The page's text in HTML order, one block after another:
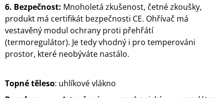
6. Bezpečnost: Mnoholetá zkušenost, četné zkoušky,
produkt má certifikát bezpečnosti CE. Ohřívač má
vestavěný modul ochrany proti přehřátí
(termoregulátor). Je tedy vhodný i pro temperováni
prostor, které neobýváte nastálo.
Topné těleso: uhlíkové vlákno